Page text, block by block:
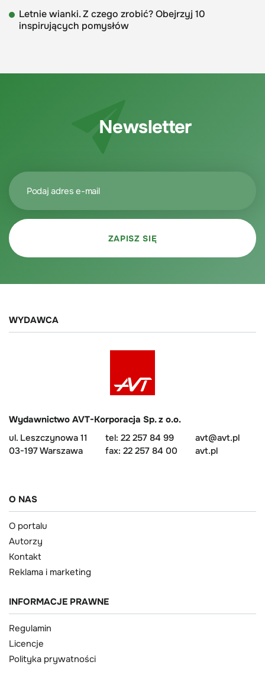
Letnie wianki. Z czego zrobić? Obejrzyj 10
inspirujących pomysłów
Newsletter
WYDAWCA
Wydawnictwo AVT-Korporacja Sp. z o.o.
ul. Leszczynowa 11
03-197 Warszawa
tel: 22 257 84 99
fax: 22 257 84 00
avt@avt.pl
avt.pl
O NAS
O portalu
Autorzy
Kontakt
Reklama i marketing
INFORMACJE PRAWNE
Regulamin
Licencje
Polityka prywatności